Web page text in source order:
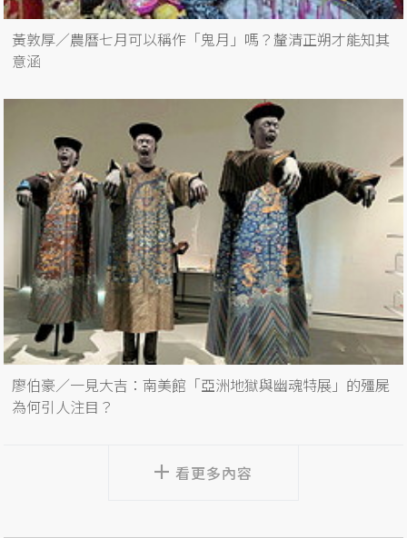
黃敦厚／農曆七月可以稱作「鬼月」嗎？釐清正朔才能知其
意涵
廖伯豪／一見大吉：南美館「亞洲地獄與幽魂特展」的殭屍
為何引人注目？
看更多內容